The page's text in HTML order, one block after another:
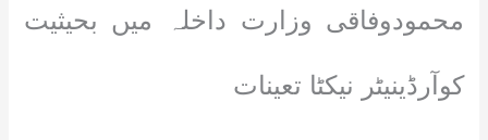
محمودوفاقی وزارت داخلہ میں بحیثیت
کوآرڈینیٹر نیکٹا تعینات